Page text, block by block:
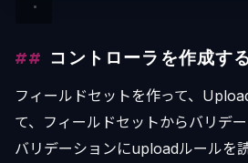
コントローラを作成す
フィールドセットを作って、
て、フィールドセットからバリデー
バリデーションにuploadルールを